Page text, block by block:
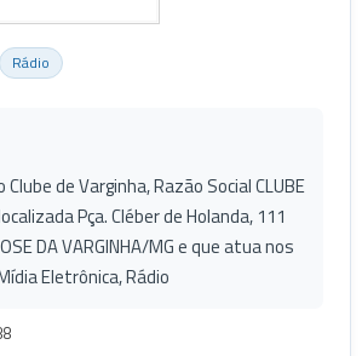
Rádio
Clube de Varginha, Razão Social CLUBE
Pça. Cléber de Holanda, 111
DA VARGINHA/MG e que atua nos
Eletrônica, Rádio